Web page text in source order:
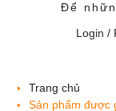
Để
Login /
Trang chủ
Sản phẩm được